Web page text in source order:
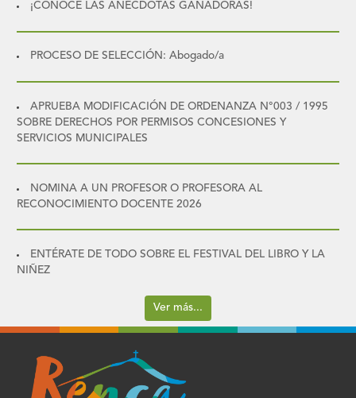
¡CONOCE LAS ANÉCDOTAS GANADORAS!
PROCESO DE SELECCIÓN: Abogado/a
APRUEBA MODIFICACIÓN DE ORDENANZA N°003 / 1995
SOBRE DERECHOS POR PERMISOS CONCESIONES Y
SERVICIOS MUNICIPALES
NOMINA A UN PROFESOR O PROFESORA AL
RECONOCIMIENTO DOCENTE 2026
ENTÉRATE DE TODO SOBRE EL FESTIVAL DEL LIBRO Y LA
NIÑEZ
Ver más...